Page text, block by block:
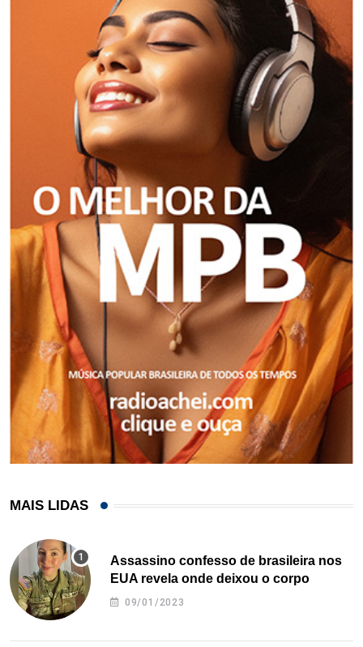
MAIS LIDAS
Assassino confesso de brasileira nos
EUA revela onde deixou o corpo
09/01/2023